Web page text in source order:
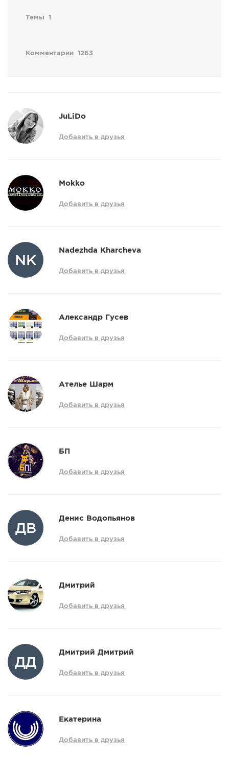
Темы 1
Комментарии 1263
JuLiDo
Добавить в друзья
Mokko
Добавить в друзья
NK
Nadezhda Kharcheva
Добавить в друзья
Александр Гусев
Добавить в друзья
Ателье Шарм
Добавить в друзья
БП
Добавить в друзья
ДВ
Денис Водопьянов
Добавить в друзья
Дмитрий
Добавить в друзья
ДД
Дмитрий Дмитрий
Добавить в друзья
Екатерина
Добавить в друзья